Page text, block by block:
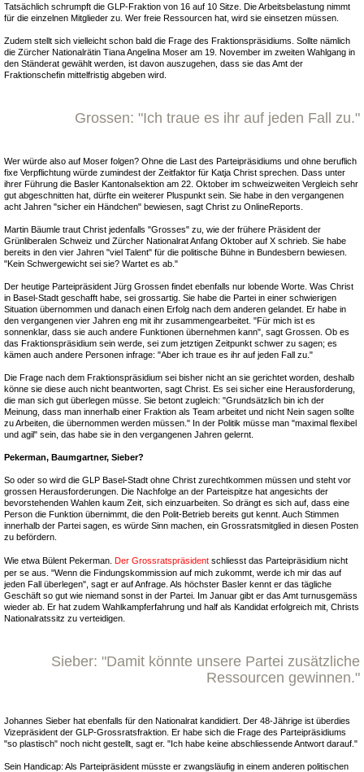
Tatsächlich schrumpft die GLP-Fraktion von 16 auf 10 Sitze. Die Arbeitsbelastung nimmt
für die einzelnen Mitglieder zu. Wer freie Ressourcen hat, wird sie einsetzen müssen.
Zudem stellt sich vielleicht schon bald die Frage des Fraktionspräsidiums. Sollte nämlich
die Zürcher Nationalrätin Tiana Angelina Moser am 19. November im zweiten Wahlgang in
den Ständerat gewählt werden, ist davon auszugehen, dass sie das Amt der
Fraktionschefin mittelfristig abgeben wird.
Grossen: "Ich traue es ihr auf jeden Fall zu."
Wer würde also auf Moser folgen? Ohne die Last des Parteipräsidiums und ohne beruflich
fixe Verpflichtung würde zumindest der Zeitfaktor für Katja Christ sprechen. Dass unter
ihrer Führung die Basler Kantonalsektion am 22. Oktober im schweizweiten Vergleich sehr
gut abgeschnitten hat, dürfte ein weiterer Pluspunkt sein. Sie habe in den vergangenen
acht Jahren "sicher ein Händchen" bewiesen, sagt Christ zu OnlineReports.
Martin Bäumle traut Christ jedenfalls "Grosses" zu, wie der frühere Präsident der
Grünliberalen Schweiz und Zürcher Nationalrat Anfang Oktober auf X schrieb. Sie habe
bereits in den vier Jahren "viel Talent" für die politische Bühne in Bundesbern bewiesen.
"Kein Schwergewicht sei sie? Wartet es ab."
Der heutige Parteipräsident Jürg Grossen findet ebenfalls nur lobende Worte. Was Christ
in Basel-Stadt geschafft habe, sei grossartig. Sie habe die Partei in einer schwierigen
Situation übernommen und danach einen Erfolg nach dem anderen gelandet. Er habe in
den vergangenen vier Jahren eng mit ihr zusammengearbeitet. "Für mich ist es
sonnenklar, dass sie auch andere Funktionen übernehmen kann", sagt Grossen. Ob es
das Fraktionspräsidium sein werde, sei zum jetztigen Zeitpunkt schwer zu sagen; es
kämen auch andere Personen infrage: "Aber ich traue es ihr auf jeden Fall zu."
Die Frage nach dem Fraktionspräsidium sei bisher nicht an sie gerichtet worden, deshalb
könne sie diese auch nicht beantworten, sagt Christ. Es sei sicher eine Herausforderung,
die man sich gut überlegen müsse. Sie betont zugleich: "Grundsätzlich bin ich der
Meinung, dass man innerhalb einer Fraktion als Team arbeitet und nicht Nein sagen sollte
zu Arbeiten, die übernommen werden müssen." In der Politik müsse man "maximal flexibel
und agil" sein, das habe sie in den vergangenen Jahren gelernt.
Pekerman, Baumgartner, Sieber?
So oder so wird die GLP Basel-Stadt ohne Christ zurechtkommen müssen und steht vor
grossen Herausforderungen. Die Nachfolge an der Parteispitze hat angesichts der
bevorstehenden Wahlen kaum Zeit, sich einzuarbeiten. So drängt es sich auf, dass eine
Person die Funktion übernimmt, die den Polit-Betrieb bereits gut kennt. Auch Stimmen
innerhalb der Partei sagen, es würde Sinn machen, ein Grossratsmitglied in diesen Posten
zu befördern.
Wie etwa Bülent Pekerman. Der Grossratspräsident schliesst das Parteipräsidium nicht
per se aus. "Wenn die Findungskommission auf mich zukommt, werde ich mir das auf
jeden Fall überlegen", sagt er auf Anfrage. Als höchster Basler kennt er das tägliche
Geschäft so gut wie niemand sonst in der Partei. Im Januar gibt er das Amt turnusgemäss
wieder ab. Er hat zudem Wahlkampferfahrung und half als Kandidat erfolgreich mit, Christs
Nationalratssitz zu verteidigen.
Sieber: "Damit könnte unsere Partei zusätzliche
Ressourcen gewinnen."
Johannes Sieber hat ebenfalls für den Nationalrat kandidiert. Der 48-Jährige ist überdies
Vizepräsident der GLP-Grossratsfraktion. Er habe sich die Frage des Parteipräsidiums
"so plastisch" noch nicht gestellt, sagt er. "Ich habe keine abschliessende Antwort darauf."
Sein Handicap: Als Parteipräsident müsste er zwangsläufig in einem anderen politischen